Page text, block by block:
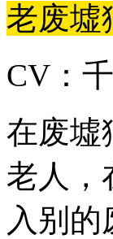
老废墟
CV：
在废墟
老人，
入别